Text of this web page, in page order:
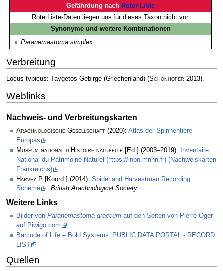
Gefährdung nach Roter Liste
Rote Liste-Daten liegen uns für dieses Taxon nicht vor.
Synonyme und weitere Kombinationen
Paranemastoma simplex
Verbreitung
Locus typicus: Taygetos-Gebirge (Griechenland) (Schönhofer 2013).
Weblinks
Nachweis- und Verbreitungskarten
Arachnologische Gesellschaft (2020): Atlas der Spinnentiere
Europas
Muséum national d’Histoire naturelle [Ed.] (2003–2019):
Inventaire
National du Patrimoine Naturel (https://inpn.mnhn.fr) (Nachweiskarten
Frankreichs)
.
Harvey P [Koord.] (2014): Spider and Harvestman Recording
Scheme
. British Arachnological Society.
Weitere Links
Bilder von Paranemastoma graecum auf den Seiten von Pierre Oger
auf Piwigo.com
Barcode of Life – Bold Systems: PUBLIC DATA PORTAL - RECORD
LIST
Quellen